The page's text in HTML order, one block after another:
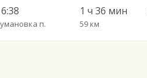
п.
1 ч 36 мин
59 км